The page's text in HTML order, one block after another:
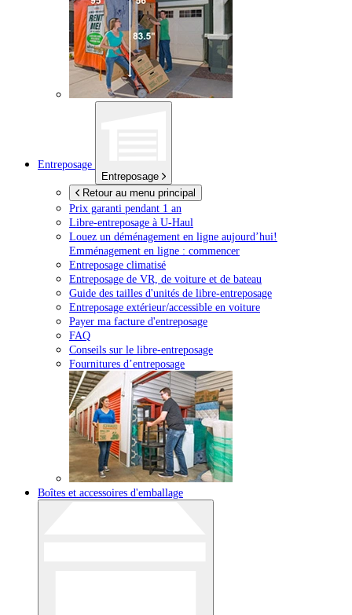
Entreposage
Entreposage
Retour au menu principal
Prix garanti pendant 1 an
Libre-entreposage à U-Haul
Louez un déménagement en ligne aujourd’hui!
Emménagement en ligne : commencer
Entreposage climatisé
Entreposage de VR, de voiture et de bateau
Guide des tailles d'unités de libre-entreposage
Entreposage extérieur/accessible en voiture
Payer ma facture d'entreposage
FAQ
Conseils sur le libre-entreposage
Fournitures d’entreposage
Boîtes et accessoires d'emballage